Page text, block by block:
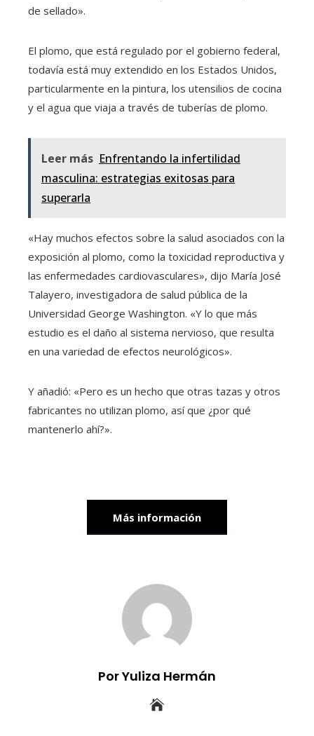
de sellado».
El plomo, que está regulado por el gobierno federal,
todavía está muy extendido en los Estados Unidos,
particularmente en la pintura, los utensilios de cocina
y el agua que viaja a través de tuberías de plomo.
Leer más Enfrentando la infertilidad
masculina: estrategias exitosas para
superarla
«Hay muchos efectos sobre la salud asociados con la
exposición al plomo, como la toxicidad reproductiva y
las enfermedades cardiovasculares», dijo María José
Talayero, investigadora de salud pública de la
Universidad George Washington. «Y lo que más
estudio es el daño al sistema nervioso, que resulta
en una variedad de efectos neurológicos».
Y añadió: «Pero es un hecho que otras tazas y otros
fabricantes no utilizan plomo, así que ¿por qué
mantenerlo ahí?».
Más información
Por Yuliza Hermán